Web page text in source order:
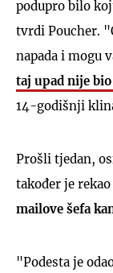
podupro bilo
tvrdi Poucher.
napada i mogu
taj upad nije
14-godišnji
Prošli tjedan,
također je
mailove šefa
"Podesta je